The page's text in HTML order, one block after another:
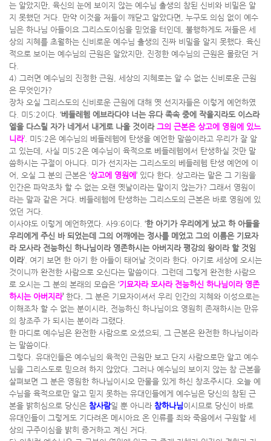
는 알았지만, 육신의 눈에 보이지 않는 예수님 출생의 참된 신비와 비밀은 알
지 못했던 거다. 만약 이것을 저들이 깨닫고 알았다면, 누구도 의심 없이 예수
님은 하나님 아들이요 그리스도이심을 믿었을 터인데, 불행하게도 저들은 세
상의 지혜를 초월하는 신비로운 예수님 출생의 진짜 비밀을 알지 못했다. 육신
적으로 보이는 예수님의 근원은 알았지만, 진정한 예수님의 근원은 몰랐던 거
다.
4) 그러면 예수님의 진정한 근원, 세상의 지혜로는 알 수 없는 신비로운 근원
은 무엇인가?
장차 오실 그리스도의 신비로운 근원에 대해 옛 선지자들은 이렇게 예언하였
다. 미5:2이다. ‘베들레헴 에브라다야 너는 유다 족속 중에 작을지라도 이스라
엘을 다스릴 자가 네게서 내게로 나올 것이라 그의 근본은 상고에 영원에 있느
니라’. 미5:2은 예수님의 베들레헴에 탄생을 예언한 말씀이라고 우리가 잘 알
고 있는데, 사실 미5:2은 예수님이 육적으로 베들레헴에서 탄생하실 것만 말
씀하시는 구절이 아니다. 미가 선지자는 그리스도의 베들레헴 탄생 예언에 이
어, 오실 그 분의 근본은 ‘상고에 영원에 ’ 있다 한다. 상고라는 말은 그 기원을
인간은 파악조차 할 수 없는 오랜 옛날이라는 말이지 않는가? 그래서 영원이
라는 말과 같은 거다. 베들레헴에 탄생하는 그리스도의 근본은 바로 영원에 있
었던 거다.
이사야도 이렇게 예언하였다. 사9:6이다. ‘한 아기가 우리에게 났고 하 아들을
우리에게 주신 바 되었는데 그의 어깨에는 정사를 메었고 그의 이름은 기묘자
라 모사라 전능하신 하나님이라 영존하시는 아버지라 평강의 왕이라 할 것임
이라’. 여기 보면 한 아기 한 아들이 태어날 것이라 한다. 아기로 세상에 오시는
것이니까 완전한 사람으로 오신다는 말씀이다. 그런데 그렇게 완전한 사람으
로 오시는 그 분의 본래의 모습은 ‘기묘자라 모사라 전능하신 하나님이라 영존
하시는 아버지라’한다. 그 분은 기묘자이셔서 우리 인간의 지혜와 이성으로는
이해조차 할 수 없는 분이시라, 전능하신 하나님이요 영원히 존재하시는 만유
의 창조주 가 되시는 분이라 그랬다.
한 마디로 예수님은 완전한 사람으로 오셨으되, 그 근본은 완전한 하나님이라
는 말씀이다.
그렇다. 유대인들은 예수님의 육적인 근원만 보고 단지 사람으로만 알고 예수
님을 그리스도로 믿으려 하지 않았다. 그러나 예수님의 보이지 않는 참 근본을
살펴보면 그 분은 영원한 하나님이시오 만물을 있게 하신 창조주시다. 오늘 예
수님을 육적으로만 알고 믿지 못하는 유대인들에게 예수님은 당신의 참된 근
본을 밝히심으로 당신은 참사람일 뿐 아니라 참하나님이시므로 당신이 바로
유대인들이 그렇게도 기다려온 메시아요 온 인류를 죄와 죽음에서 구원할 세
상의 구주이심을 밝히 증거하고 계신 거다.